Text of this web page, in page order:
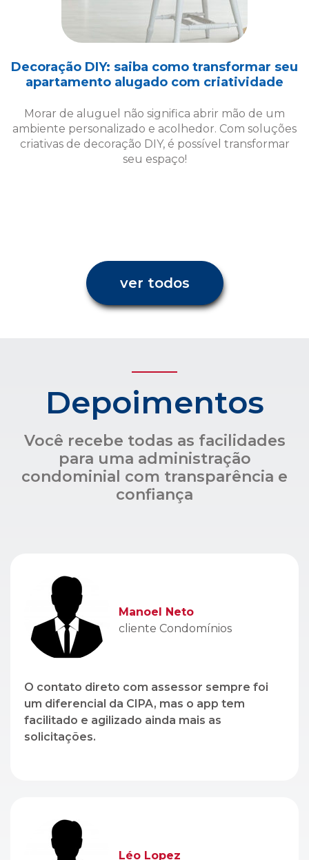
Decoração DIY: saiba como transformar seu
apartamento alugado com criatividade
Morar de aluguel não significa abrir mão de um
ambiente personalizado e acolhedor. Com soluções
criativas de decoração DIY, é possível transformar
seu espaço!
ver todos
Depoimentos
Você recebe todas as facilidades
para uma administração
condominial com transparência e
confiança
Manoel Neto
cliente Condomínios
O contato direto com assessor sempre foi
um diferencial da CIPA, mas o app tem
facilitado e agilizado ainda mais as
solicitações.
Léo Lopez